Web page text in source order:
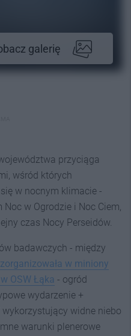
galerię
przyciąga
wśród których
w nocnym klimacie -
w Ogrodzie i Noc Ciem,
czas Nocy Perseidów.
badawczych - między
zorganizowała w miniony
OSW Łąka - ogród
wydarzenie +
widne niebo
warunki plenerowe